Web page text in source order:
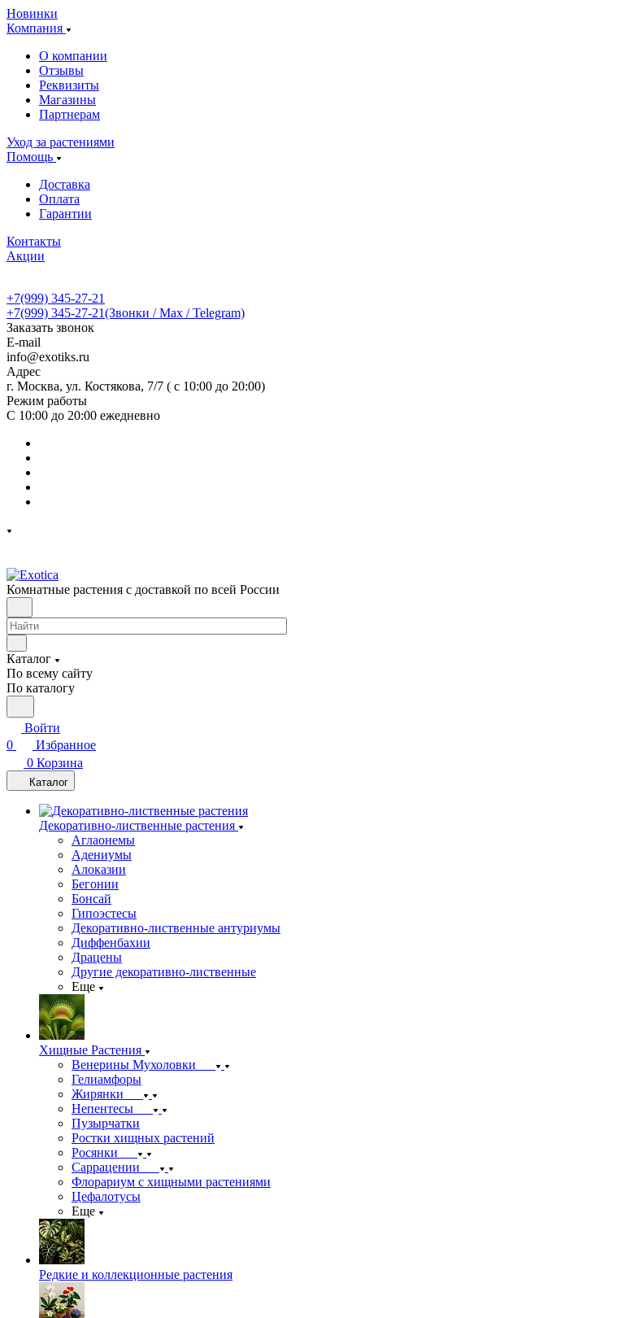
Новинки
Компания
О компании
Отзывы
Реквизиты
Магазины
Партнерам
Уход за растениями
Помощь
Доставка
Оплата
Гарантии
Контакты
Акции
+7(999) 345-27-21
+7(999) 345-27-21(Звонки / Max / Telegram)
Заказать звонок
E-mail
info@exotiks.ru
Адрес
г. Москва, ул. Костякова, 7/7 ( с 10:00 до 20:00)
Режим работы
С 10:00 до 20:00 ежедневно
Комнатные растения с доставкой по всей России
Каталог
По всему сайту
По каталогу
Войти
0
Избранное
0 Корзина
Каталог
Декоративно-лиственные растения
Аглаонемы
Адениумы
Алоказии
Бегонии
Бонсай
Гипоэстесы
Декоративно-лиственные антуриумы
Диффенбахии
Драцены
Другие декоративно-лиственные
Еще
Хищные Растения
Венерины Мухоловки
Гелиамфоры
Жирянки
Непентесы
Пузырчатки
Ростки хищных растений
Росянки
Саррацении
Флорариум с хищными растениями
Цефалотусы
Еще
Редкие и коллекционные растения